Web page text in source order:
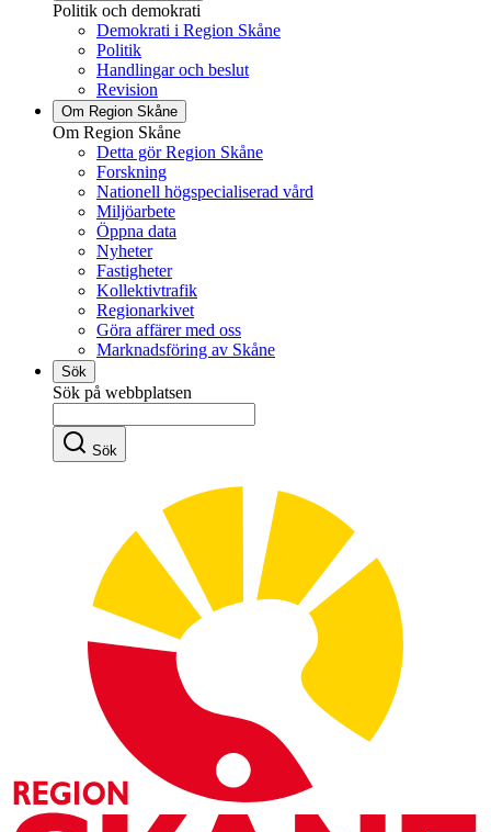
Politik och demokrati
Demokrati i Region Skåne
Politik
Handlingar och beslut
Revision
Om Region Skåne
Om Region Skåne
Detta gör Region Skåne
Forskning
Nationell högspecialiserad vård
Miljöarbete
Öppna data
Nyheter
Fastigheter
Kollektivtrafik
Regionarkivet
Göra affärer med oss
Marknadsföring av Skåne
Sök
Sök på webbplatsen
Sök